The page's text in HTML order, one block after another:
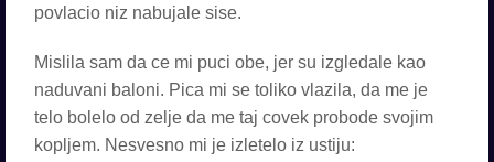
povlacio niz nabujale sise.
Mislila sam da ce mi puci obe, jer su izgledale kao
naduvani baloni. Pica mi se toliko vlazila, da me je
telo bolelo od zelje da me taj covek probode svojim
kopljem. Nesvesno mi je izletelo iz ustiju: